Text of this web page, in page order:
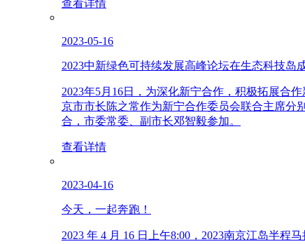
查看详情
2023-05-16
2023中新绿色可持续发展高峰论坛在生态科技岛
2023年5月16日，为深化新宁合作，积极拓展合
京市市长陈之常作为新宁合作委员会联合主席
合，市委常委、副市长邓智毅参加。
查看详情
2023-04-16
今天，一起奔跑！
2023 年 4 月 16 日上午8:00，2023南京江岛半程